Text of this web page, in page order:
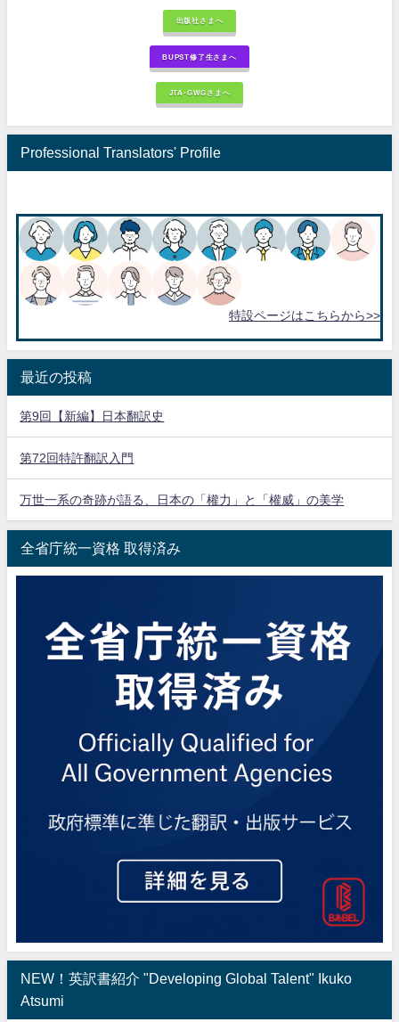
出版社さまへ
BUPST修了生さまへ
JTA-GWGさまへ
Professional Translators' Profile
特設ページはこちらから>>
最近の投稿
第9回【新編】日本翻訳史
第72回特許翻訳入門
万世一系の奇跡が語る、日本の「權力」と「權威」の美学
全省庁統一資格 取得済み
NEW！英訳書紹介 "Developing Global Talent" Ikuko
Atsumi